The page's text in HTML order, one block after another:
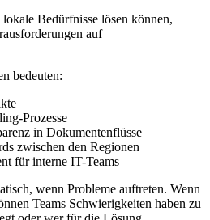
Bedürfnisse lösen können,
auf
bedeuten:
Prozesse
in Dokumentenflüsse
zwischen den Regionen
für interne IT-Teams
wenn Probleme auftreten. Wenn
Teams Schwierigkeiten haben zu